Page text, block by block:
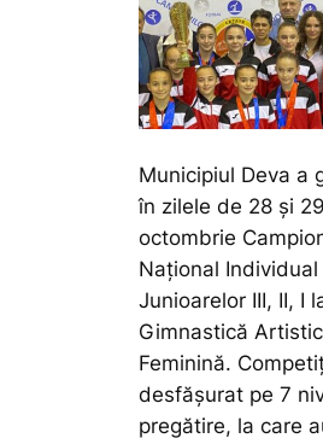
Municipiul Deva a
în zilele de 28 și 29
octombrie
Național Individual
Junioarelor III, II, I
Gimnastică
Feminină.
desfășurat pe 7
pregătire, la care